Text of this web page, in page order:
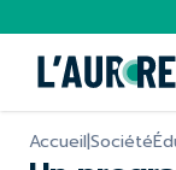
Accueil|Société